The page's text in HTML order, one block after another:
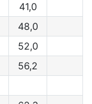
41,0
48,0
52,0
56,2